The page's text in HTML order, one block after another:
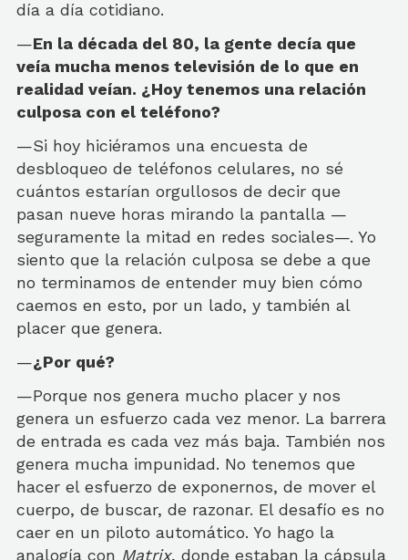
día a día cotidiano.
—En la década del 80, la gente decía que
veía mucha menos televisión de lo que en
realidad veían. ¿Hoy tenemos una relación
culposa con el teléfono?
—Si hoy hiciéramos una encuesta de
desbloqueo de teléfonos celulares, no sé
cuántos estarían orgullosos de decir que
pasan nueve horas mirando la pantalla —
seguramente la mitad en redes sociales—. Yo
siento que la relación culposa se debe a que
no terminamos de entender muy bien cómo
caemos en esto, por un lado, y también al
placer que genera.
—¿Por qué?
—Porque nos genera mucho placer y nos
genera un esfuerzo cada vez menor. La barrera
de entrada es cada vez más baja. También nos
genera mucha impunidad. No tenemos que
hacer el esfuerzo de exponernos, de mover el
cuerpo, de buscar, de razonar. El desafío es no
caer en un piloto automático. Yo hago la
analogía con Matrix, donde estaban la cápsula